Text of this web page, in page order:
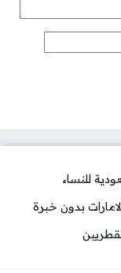
للنساء
بدون خبرة